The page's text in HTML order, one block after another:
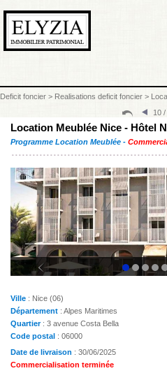
Deficit foncier > Realisations deficit foncier >
10
Location Meublée Nice - Hôtel
Programme Location Meublée -
Ville : Nice (06)
Département : Alpes Maritimes
Quartier: 3 avenue Costa Bella
Code postal : 06000
Date de livraison : 30/06/2025
Commercialisation terminée